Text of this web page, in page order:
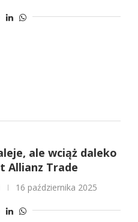
ale wciąż daleko
Allianz Trade
16 października 2025